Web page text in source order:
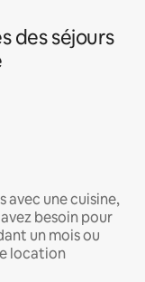
des séjours
avec une cuisine,
besoin pour
un mois ou
location